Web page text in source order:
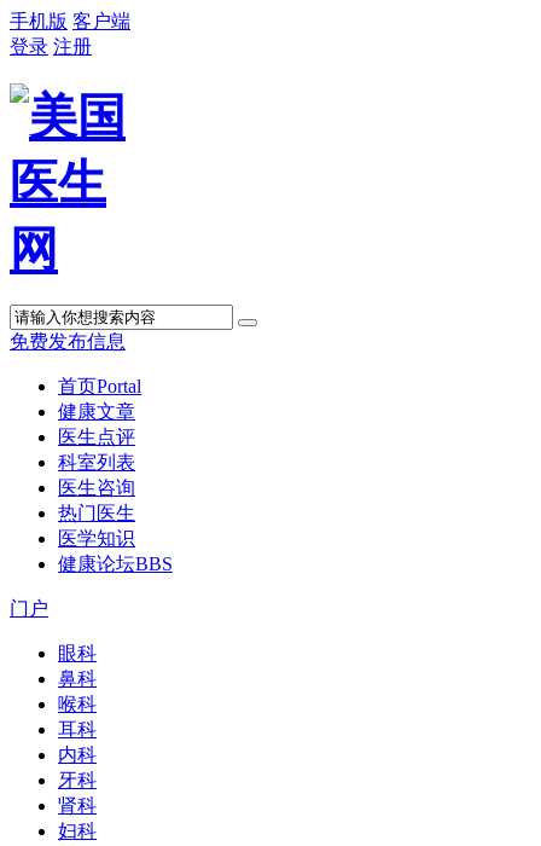
手机版 客户端
登录 注册
免费发布信息
首页Portal
健康文章
医生点评
科室列表
医生咨询
热门医生
医学知识
健康论坛BBS
门户
眼科
鼻科
喉科
耳科
内科
牙科
肾科
妇科